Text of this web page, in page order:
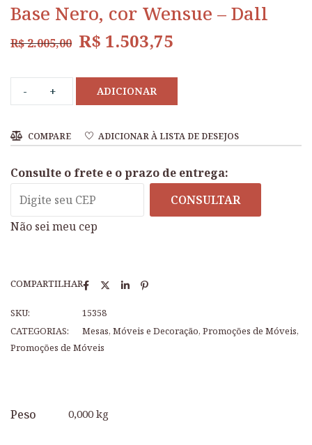
Base Nero, cor Wensue – Dall
R$2.005,00 R$ 1.503,75
ADICIONAR
COMPARE ADICIONAR À LISTA DE DESEJOS
Consulte o frete e o prazo de entrega:
CONSULTAR
Não sei meu cep
COMPARTILHAR
SKU:
15358
CATEGORIAS:
Mesas, Móveis e Decoração, Promoções de Móveis,
Promoções de Móveis
Peso 0,000 kg